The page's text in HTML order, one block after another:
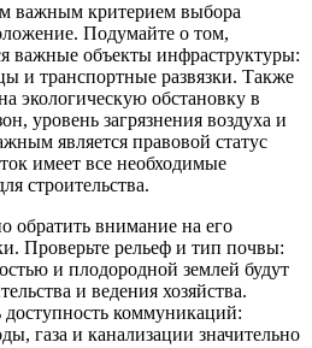
важным критерием выбора
Подумайте о том,
важные объекты инфраструктуры:
и транспортные развязки. Также
экологическую обстановку в
уровень загрязнения воздуха и
является правовой статус
имеет все необходимые
строительства.
обратить внимание на его
Проверьте рельеф и тип почвы:
и плодородной землей будут
и ведения хозяйства.
доступность коммуникаций:
газа и канализации значительно